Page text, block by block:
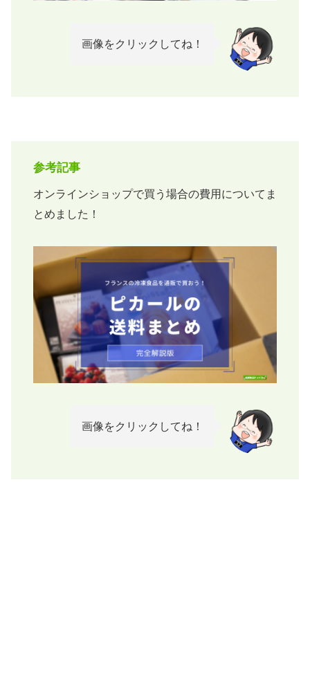
画像をクリックしてね！
参考記事
オンラインショップで買う場合の費用についてま
とめました！
画像をクリックしてね！